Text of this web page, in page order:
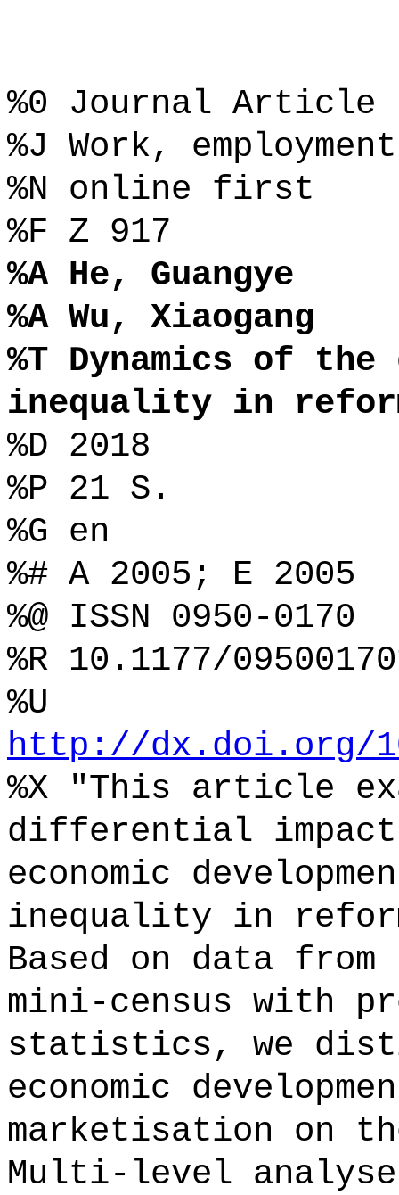
%0 Journal Article
%J Work,
%N online first
%F Z 917
%A He, Guangye
%A Wu, Xiaogang
%T Dynamics of
inequality in
%D 2018
%P 21 S.
%G en
%# A 2005; E 2005
%@ ISSN 0950-0170
%R 10.1177/
%U
http://dx.doi.org/
%X "This article
differential
economic
inequality in
Based on data
mini-census with
statistics, we
economic
marketisation on
Multi-level